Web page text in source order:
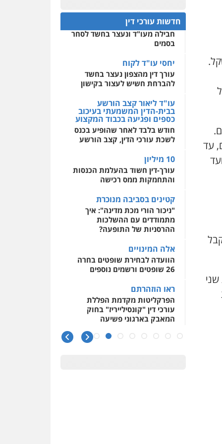
של כל אחת מהן היה 19,900 שקל.
עד
0522508109
אחסון אתרים
לעורכי דין
אסירים עבירות מין
שירותים מקצועיים לעורכי
דין
0544500346
חדשות עורכי דין
חפץ חשוד
עצור בתיק ניסיון רצח קיבל
חבילה מעו"ד ונעצר בחשד לסחר
בסמים
יחסי עו"ד לקוח
עורך דין מהצפון נעצר בחשד
להברחת חשיש לעצור בקישון
עו"ד ליאור קצב הורשע
בבית-הדין המשמעתי בעיכוב
כספים ופגיעה בכבוד המקצוע
חודש בלבד לאחר שהופיע בכנס
לשכת עורכי הדין, קצב הורשע
10 מיליון
עורך-דין חשוד בהעלמת הכנסות
והתחמקות ממס רכישה
קטינים בסביבה מנוכרת
"ניכור הורי מכת מדינה": איך
מתמודדים עם ההשלכות
ההרסניות של התופעה?
אלה המינויים
הוועדה לבחירת שופטים בחרה
26 שופטים ורשמים נוספים
ראו הוזהרתם
הפרקליטות מקדמת הפללת
עורכי דין "קונסילייריז" בחוק
המאבק בארגוני פשיעה
משרות אמון